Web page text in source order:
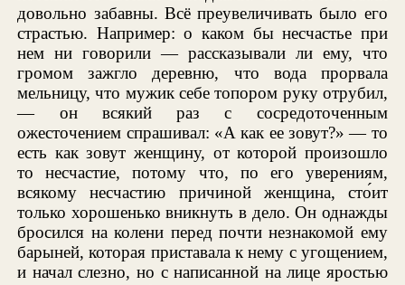
довольно забавны. Всё преувеличивать было его
страстью. Например: о каком бы несчастье при
нем ни говорили — рассказывали ли ему, что
громом зажгло деревню, что вода прорвала
мельницу, что мужик себе топором руку отрубил,
— он всякий раз с сосредоточенным
ожесточением спрашивал: «А как ее зовут?» — то
есть как зовут женщину, от которой произошло
то несчастие, потому что, по его уверениям,
всякому несчастию причиной женщина, сто́ит
только хорошенько вникнуть в дело. Он однажды
бросился на колени перед почти незнакомой ему
барыней, которая приставала к нему с угощением,
и начал слезно, но с написанной на лице яростью